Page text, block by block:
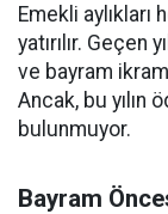
Emekli aylıkları
yatırılır. Geçen
ve bayram
Ancak, bu yılın
bulunmuyor.
Bayram